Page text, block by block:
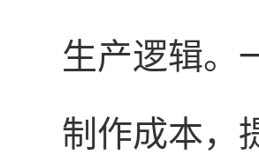
生产逻辑。
制作成本，